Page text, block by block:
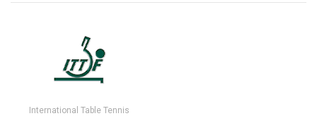
International Table Tennis